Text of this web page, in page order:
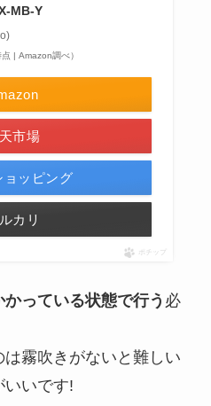
MB-Y
| Amazon調べ）
市場
ョッピング
カリ
ポチップ
っている状態で行う 必
霧吹きがないと難しい
いいです!